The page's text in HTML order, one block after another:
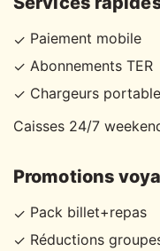
✓ Paiement mobile
✓ Abonnements TER
✓ Chargeurs
Caisses 24/7
Promotions
✓ Pack billet+repas
✓ Réductions